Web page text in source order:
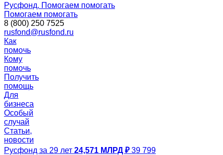
Русфонд. Помогаем помогать
Помогаем помогать
8 (800) 250 7525
rusfond@rusfond.ru
Как
помочь
Кому
помочь
Получить
помощь
Для
бизнеса
Особый
случай
Статьи,
новости
Русфонд за 29 лет 24,571 МЛРД ₽ 39 799